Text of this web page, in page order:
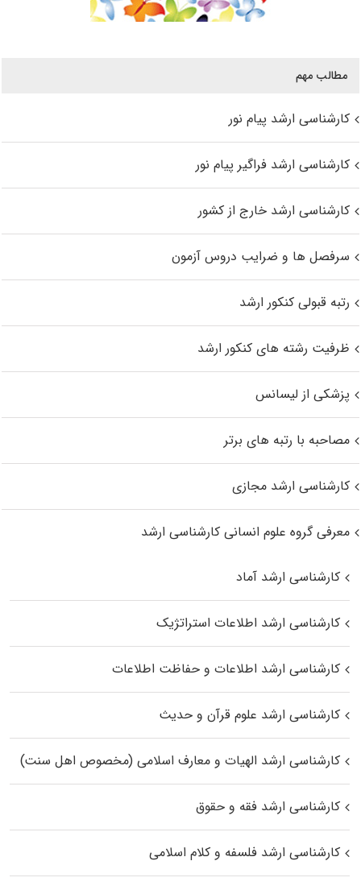
مطالب مهم
کارشناسی ارشد پیام نور
کارشناسی ارشد فراگیر پیام نور
کارشناسی ارشد خارج از کشور
سرفصل ها و ضرایب دروس آزمون
رتبه قبولی کنکور ارشد
ظرفیت رشته های کنکور ارشد
پزشکی از لیسانس
مصاحبه با رتبه های برتر
کارشناسی ارشد مجازی
معرفی گروه علوم انسانی کارشناسی ارشد
کارشناسی ارشد آماد
کارشناسی ارشد اطلاعات استراتژیک
کارشناسی ارشد اطلاعات و حفاظت اطلاعات
کارشناسی ارشد علوم قرآن و حدیث
کارشناسی ارشد الهیات و معارف اسلامی (مخصوص اهل سنت)
کارشناسی ارشد فقه و حقوق
کارشناسی ارشد فلسفه و کلام اسلامی